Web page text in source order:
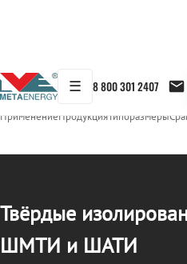
☰ 8 800 301 2407
← Продукция/СТП (ШМТИ / ШАТИ)
ПрименениеПродукцияТипоразмеры
Твёрдые
ШМТИ и ШАТИ